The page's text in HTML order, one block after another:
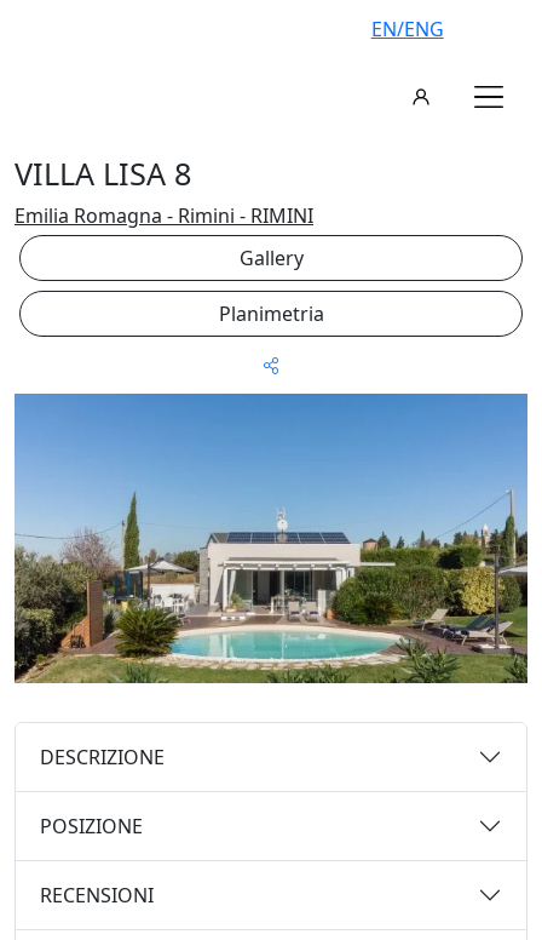
EN/ENG
VILLA LISA 8
Emilia Romagna - Rimini - RIMINI
Gallery
Planimetria
DESCRIZIONE
POSIZIONE
RECENSIONI